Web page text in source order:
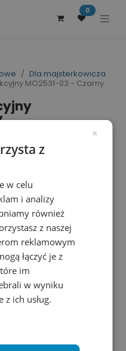
0
Dla majsterkowicza
MO2531-03 - Czarny
×
z
w celu
i analizy
również
z naszej
reklamowym
łączyć je z
im
w wyniku
z ich usług.